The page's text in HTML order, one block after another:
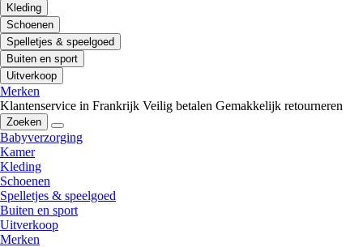
Kleding
Schoenen
Spelletjes & speelgoed
Buiten en sport
Uitverkoop
Merken
Klantenservice in Frankrijk Veilig betalen Gemakkelijk retourneren
Zoeken
Babyverzorging
Kamer
Kleding
Schoenen
Spelletjes & speelgoed
Buiten en sport
Uitverkoop
Merken